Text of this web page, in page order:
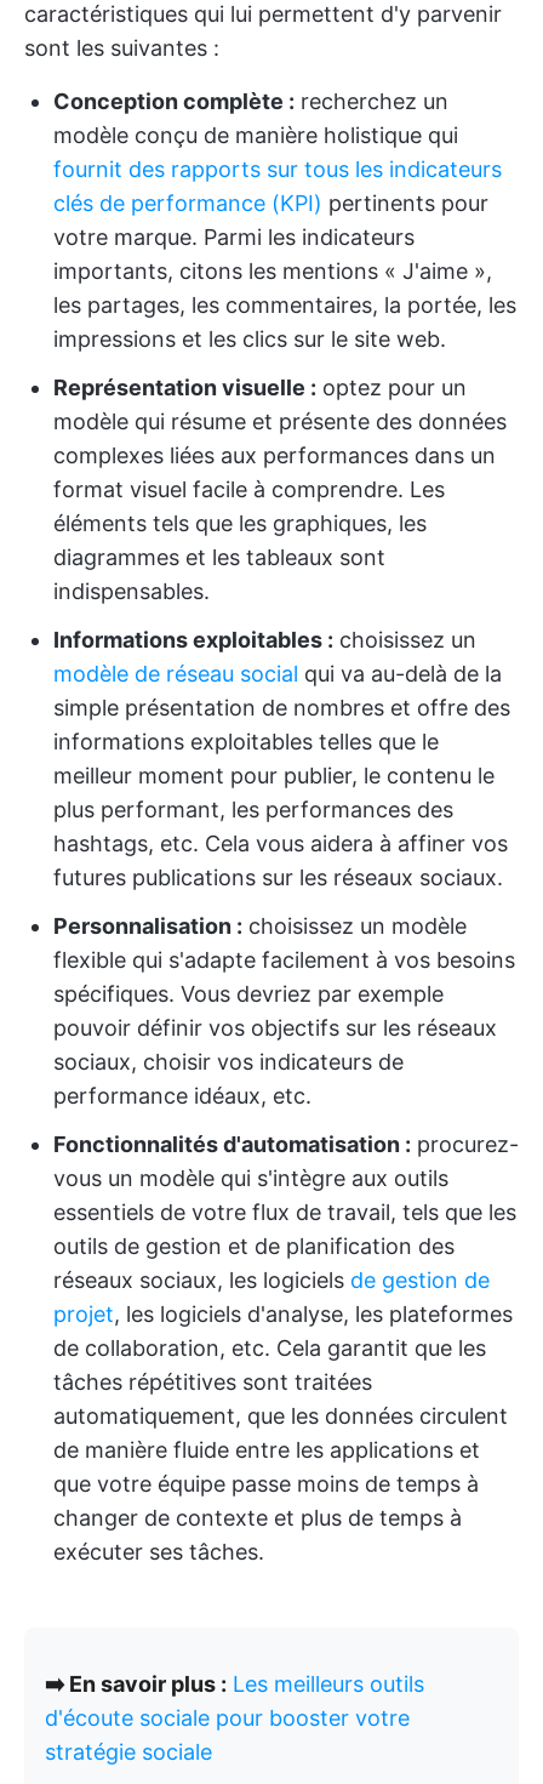
caractéristiques qui lui permettent d'y parvenir
sont les suivantes :
Conception complète : recherchez un
modèle conçu de manière holistique qui
fournit des rapports sur tous les indicateurs
clés de performance (KPI) pertinents pour
votre marque. Parmi les indicateurs
importants, citons les mentions « J'aime »,
les partages, les commentaires, la portée, les
impressions et les clics sur le site web.
Représentation visuelle : optez pour un
modèle qui résume et présente des données
complexes liées aux performances dans un
format visuel facile à comprendre. Les
éléments tels que les graphiques, les
diagrammes et les tableaux sont
indispensables.
Informations exploitables : choisissez un
modèle de réseau social qui va au-delà de la
simple présentation de nombres et offre des
informations exploitables telles que le
meilleur moment pour publier, le contenu le
plus performant, les performances des
hashtags, etc. Cela vous aidera à affiner vos
futures publications sur les réseaux sociaux.
Personnalisation : choisissez un modèle
flexible qui s'adapte facilement à vos besoins
spécifiques. Vous devriez par exemple
pouvoir définir vos objectifs sur les réseaux
sociaux, choisir vos indicateurs de
performance idéaux, etc.
Fonctionnalités d'automatisation : procurez-
vous un modèle qui s'intègre aux outils
essentiels de votre flux de travail, tels que les
outils de gestion et de planification des
réseaux sociaux, les logiciels de gestion de
projet, les logiciels d'analyse, les plateformes
de collaboration, etc. Cela garantit que les
tâches répétitives sont traitées
automatiquement, que les données circulent
de manière fluide entre les applications et
que votre équipe passe moins de temps à
changer de contexte et plus de temps à
exécuter ses tâches.
➡️ En savoir plus : Les meilleurs outils
d'écoute sociale pour booster votre
stratégie sociale